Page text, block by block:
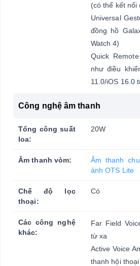
(có thể kết nối
Universal
đồng hồ
Watch 4)
Quick
như điều
11.0/iOS 16.0
Công nghệ âm thanh
Tổng công suất
loa:
20W
Âm thanh vòm:
Âm thanh
ảnh OTS Lite
Chế độ lọc
thoại:
Có
Các công nghệ
khác:
Far Field
từ xa
Active Voice
thanh hội